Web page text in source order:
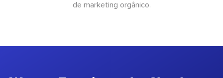
de marketing orgânico.